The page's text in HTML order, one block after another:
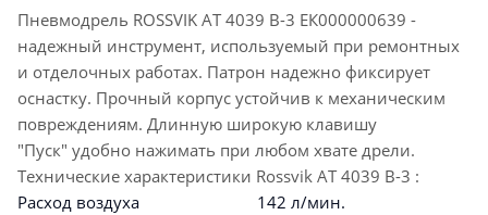
Пневмодрель ROSSVIK АТ 4039 В-3 ЕК000000639 -
надежный инструмент, используемый при ремонтных
и отделочных работах. Патрон надежно фиксирует
оснастку. Прочный корпус устойчив к механическим
повреждениям. Длинную широкую клавишу
"Пуск" удобно нажимать при любом хвате дрели.
Технические характеристики Rossvik АТ 4039 В-3 :
Расход воздуха 142 л/мин.